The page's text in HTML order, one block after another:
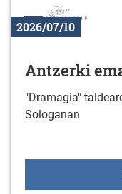
2026/07/10
Antzerki
"Dramagia"
Sologanan